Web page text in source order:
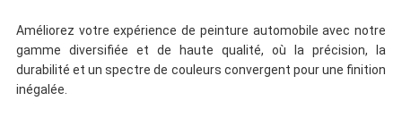
Améliorez votre expérience de peinture automobile avec notre
gamme diversifiée et de haute qualité, où la précision, la
durabilité et un spectre de couleurs convergent pour une finition
inégalée.